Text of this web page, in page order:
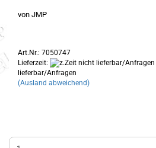
von JMP
Art.Nr.: 7050747
Lieferzeit:
lieferbar/Anfragen
(Ausland abweichend)